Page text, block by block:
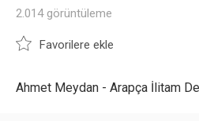
2.014 görüntüleme
Favorilere ekle
Ahmet Meydan - Arapça İlitam